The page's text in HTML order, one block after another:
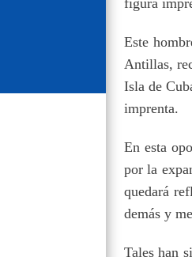
Este
Antillas,
Isla de
imprenta.
En esta
por la
quedará
demás y
Tales han